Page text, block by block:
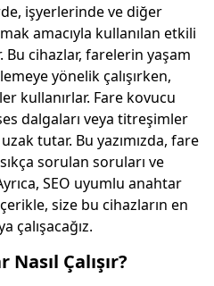
işyerlerinde ve diğer
amacıyla kullanılan etkili
cihazlar, farelerin yaşam
yönelik çalışırken,
kullanırlar. Fare kovucu
dalgaları veya titreşimler
tutar. Bu yazımızda, fare
sorulan soruları ve
SEO uyumlu anahtar
size bu cihazların en
çalışacağız.
Çalışır?